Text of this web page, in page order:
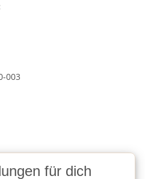
003
für dich